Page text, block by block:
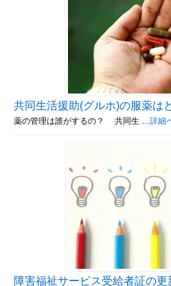
共同生活援助(グルホ)の服薬は
薬の管理は誰がするの？ 共同生 … 詳細
障害福祉サービス受給者証の